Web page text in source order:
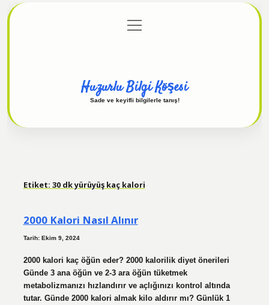
Gizlilik Politikası
menüyü
aç
Huzurlu Bilgi Köşesi
Sade ve keyifli bilgilerle tanış!
Etiket: 30 dk yürüyüş kaç kalori
2000 Kalori Nasıl Alınır
Tarih: Ekim 9, 2024
2000 kalori kaç öğün eder? 2000 kalorilik diyet önerileri
Günde 3 ana öğün ve 2-3 ara öğün tüketmek
metabolizmanızı hızlandırır ve açlığınızı kontrol altında
tutar. Günde 2000 kalori almak kilo aldırır mı? Günlük 1